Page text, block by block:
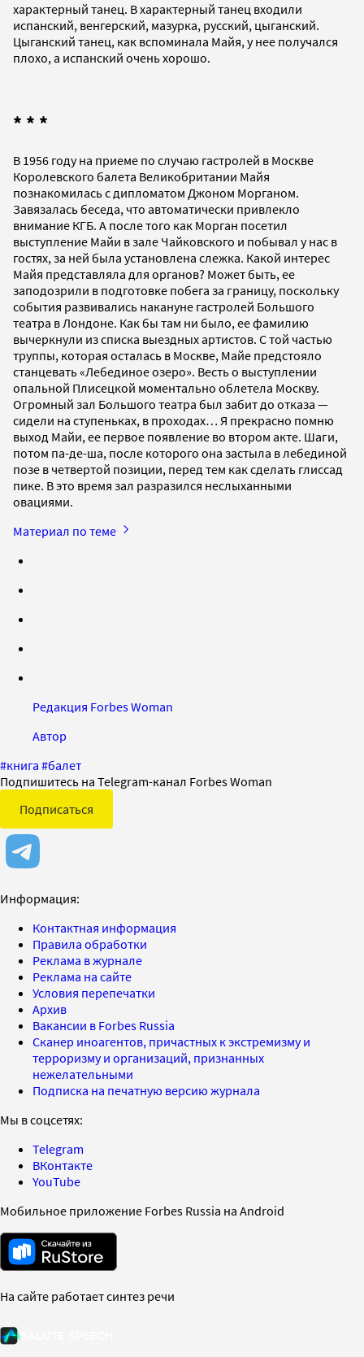
характерный танец. В характерный танец входили
испанский, венгерский, мазурка, русский, цыганский.
Цыганский танец, как вспоминала Майя, у нее получался
плохо, а испанский очень хорошо.
* * *
В 1956 году на приеме по случаю гастролей в Москве
Королевского балета Великобритании Майя
познакомилась с дипломатом Джоном Морганом.
Завязалась беседа, что автоматически привлекло
внимание КГБ. А после того как Морган посетил
выступление Майи в зале Чайковского и побывал у нас в
гостях, за ней была установлена слежка. Какой интерес
Майя представляла для органов? Может быть, ее
заподозрили в подготовке побега за границу, поскольку
события развивались накануне гастролей Большого
театра в Лондоне. Как бы там ни было, ее фамилию
вычеркнули из списка выездных артистов. С той частью
труппы, которая осталась в Москве, Майе предстояло
станцевать «Лебединое озеро». Весть о выступлении
опальной Плисецкой моментально облетела Москву.
Огромный зал Большого театра был забит до отказа —
сидели на ступеньках, в проходах… Я прекрасно помню
выход Майи, ее первое появление во втором акте. Шаги,
потом па-де-ша, после которого она застыла в лебединой
позе в четвертой позиции, перед тем как сделать глиссад
пике. В это время зал разразился неслыханными
овациями.
Материал по теме
Редакция Forbes Woman
Автор
#книга #балет
Подпишитесь на Telegram-канал Forbes Woman
Подписаться
Информация:
Контактная информация
Правила обработки
Реклама в журнале
Реклама на сайте
Условия перепечатки
Архив
Вакансии в Forbes Russia
Сканер иноагентов, причастных к экстремизму и
терроризму и организаций, признанных
нежелательными
Подписка на печатную версию журнала
Мы в соцсетях:
Telegram
ВКонтакте
YouTube
Мобильное приложение Forbes Russia на Android
На сайте работает синтез речи